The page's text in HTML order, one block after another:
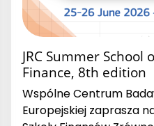
JRC Summer School
Finance, 8th edition
Wspólne Centrum
Europejskiej zaprasza